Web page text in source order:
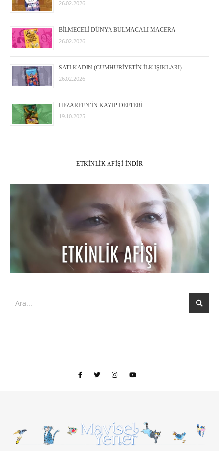
26.02.2026
BİLMECELİ DÜNYA BULMACALI MACERA
26.02.2026
SATI KADIN (CUMHURİYETİN İLK IŞIKLARI)
26.02.2026
HEZARFEN’İN KAYIP DEFTERİ
19.10.2025
ETKİNLİK AFİŞİ İNDİR